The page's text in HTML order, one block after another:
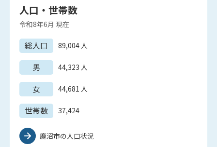
人口・世帯数
令和8年6月 現在
総人口 89,004人
男 44,323 人
女 44,681 人
世帯数 37,424
鹿沼市の人口状況